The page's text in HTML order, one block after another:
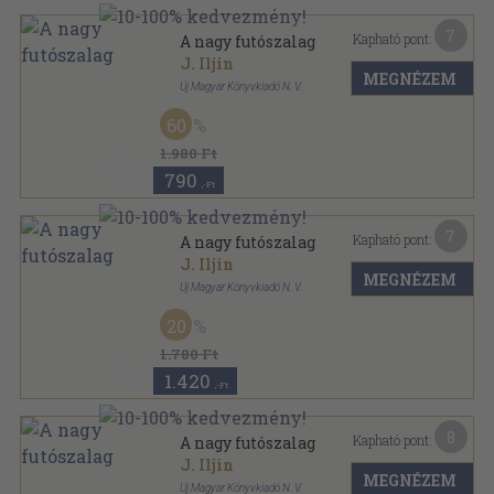
A nagy futószalag
J. Iljin
Új Magyar Könyvkiadó N. V.
Félvászon
1.980 Ft
60
790 ,-Ft
Kapható pont:
MEGNÉZEM
A nagy futószalag
J. Iljin
Új Magyar Könyvkiadó N. V.
Könyvkötői kötés
1.780 Ft
20
1.420 ,-Ft
Kapható pont:
MEGNÉZEM
A nagy futószalag
J. Iljin
Új Magyar Könyvkiadó N. V.
Kapható pont:
MEGNÉZEM